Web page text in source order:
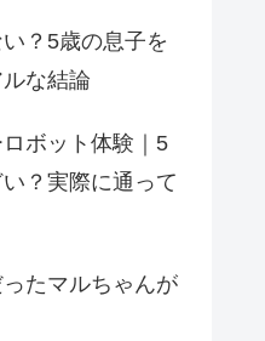
？5歳の息子を
な結論
ボット体験｜5
？実際に通って
たマルちゃんが